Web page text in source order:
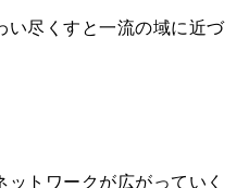
い尽くすと一流の域に近づ
トワークが広がっていく